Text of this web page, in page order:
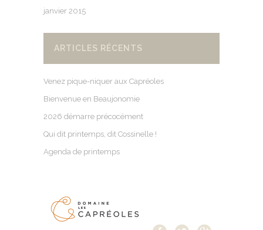
janvier 2015
ARTICLES RÉCENTS
Venez pique-niquer aux Capréoles
Bienvenue en Beaujonomie
2026 démarre précocément
Qui dit printemps, dit Cossinelle !
Agenda de printemps